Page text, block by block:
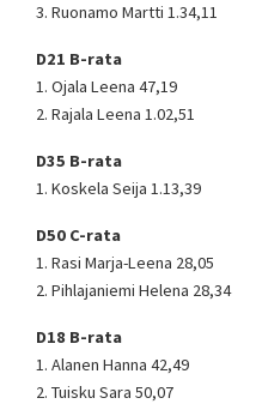
3. Ruonamo Martti 1.34,11
D21 B-rata
1. Ojala Leena 47,19
2. Rajala Leena 1.02,51
D35 B-rata
1. Koskela Seija 1.13,39
D50 C-rata
1. Rasi Marja-Leena 28,05
2. Pihlajaniemi Helena 28,34
D18 B-rata
1. Alanen Hanna 42,49
2. Tuisku Sara 50,07